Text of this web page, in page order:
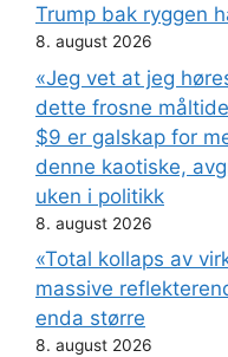
Trump bak ryggen
8. august 2026
«Jeg vet at jeg
dette frosne
$9 er galskap for
denne kaotiske,
uken i politikk
8. august 2026
«Total kollaps av
massive
enda større
8. august 2026